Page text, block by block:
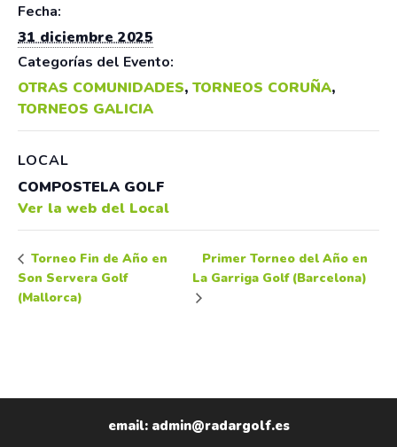
Fecha:
31 diciembre 2025
Categorías del Evento:
OTRAS COMUNIDADES, TORNEOS CORUÑA,
TORNEOS GALICIA
LOCAL
COMPOSTELA GOLF
Ver la web del Local
Torneo Fin de Año en
Son Servera Golf
(Mallorca)
Primer Torneo del Año en
La Garriga Golf (Barcelona)
email: admin@radargolf.es